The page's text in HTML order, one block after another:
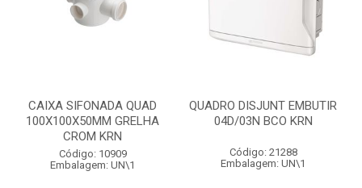
CAIXA SIFONADA QUAD
100X100X50MM GRELHA
CROM KRN
Código: 10909
Embalagem: UN\1
QUADRO DISJUNT EMBUTIR
04D/03N BCO KRN
Código: 21288
Embalagem: UN\1